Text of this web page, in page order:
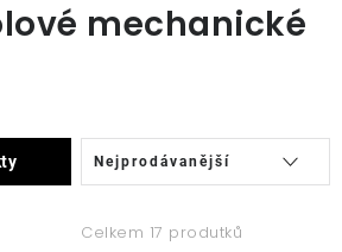
mechanické
Celkem 17 produtků
Ř
a
z
Nejprodávanější